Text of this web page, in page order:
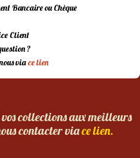
Bancaire ou Chèque
Client
?
viace lien
collections aux meilleurs
contacter viace lien.